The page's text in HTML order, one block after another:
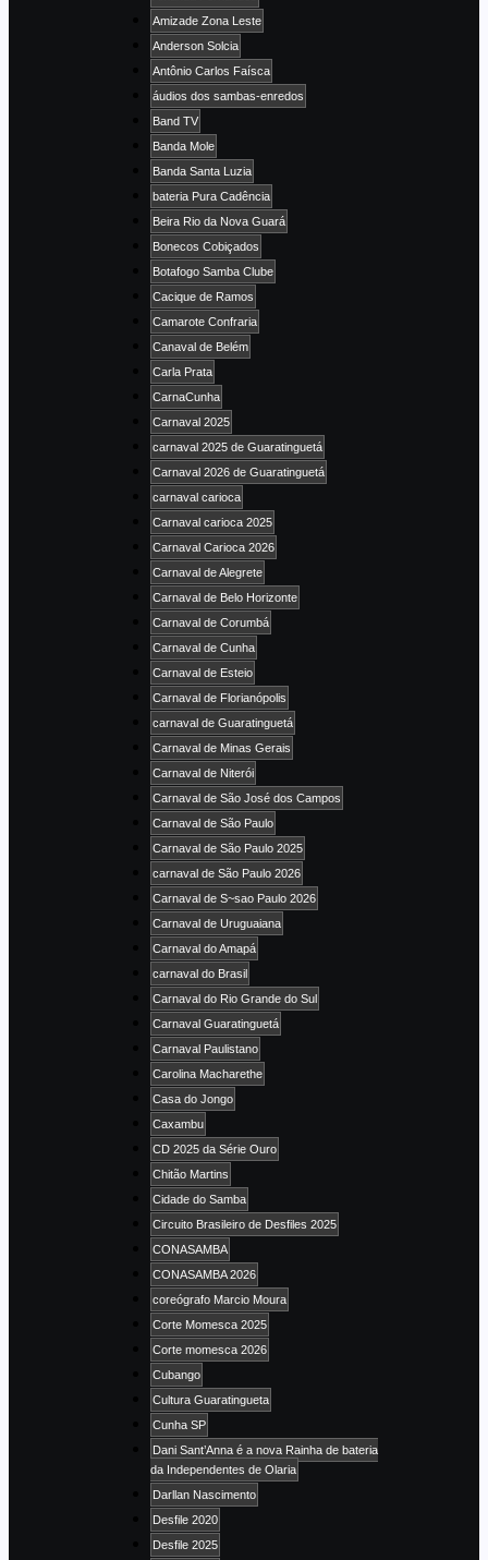
Amizade Zona Leste
Anderson Solcia
Antônio Carlos Faísca
áudios dos sambas-enredos
Band TV
Banda Mole
Banda Santa Luzia
bateria Pura Cadência
Beira Rio da Nova Guará
Bonecos Cobiçados
Botafogo Samba Clube
Cacique de Ramos
Camarote Confraria
Canaval de Belém
Carla Prata
CarnaCunha
Carnaval 2025
carnaval 2025 de Guaratinguetá
Carnaval 2026 de Guaratinguetá
carnaval carioca
Carnaval carioca 2025
Carnaval Carioca 2026
Carnaval de Alegrete
Carnaval de Belo Horizonte
Carnaval de Corumbá
Carnaval de Cunha
Carnaval de Esteio
Carnaval de Florianópolis
carnaval de Guaratinguetá
Carnaval de Minas Gerais
Carnaval de Niterói
Carnaval de São José dos Campos
Carnaval de São Paulo
Carnaval de São Paulo 2025
carnaval de São Paulo 2026
Carnaval de S~sao Paulo 2026
Carnaval de Uruguaiana
Carnaval do Amapá
carnaval do Brasil
Carnaval do Rio Grande do Sul
Carnaval Guaratinguetá
Carnaval Paulistano
Carolina Macharethe
Casa do Jongo
Caxambu
CD 2025 da Série Ouro
Chitão Martins
Cidade do Samba
Circuito Brasileiro de Desfiles 2025
CONASAMBA
CONASAMBA 2026
coreógrafo Marcio Moura
Corte Momesca 2025
Corte momesca 2026
Cubango
Cultura Guaratingueta
Cunha SP
Dani Sant’Anna é a nova Rainha de bateria
da Independentes de Olaria
Darllan Nascimento
Desfile 2020
Desfile 2025